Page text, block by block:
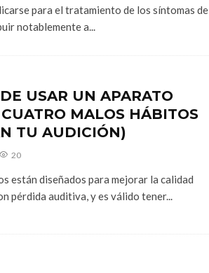
para el tratamiento de los síntomas de
notablemente a...
USAR UN APARATO
MALOS HÁBITOS
TU AUDICIÓN)
20
están diseñados para mejorar la calidad
pérdida auditiva, y es válido tener...